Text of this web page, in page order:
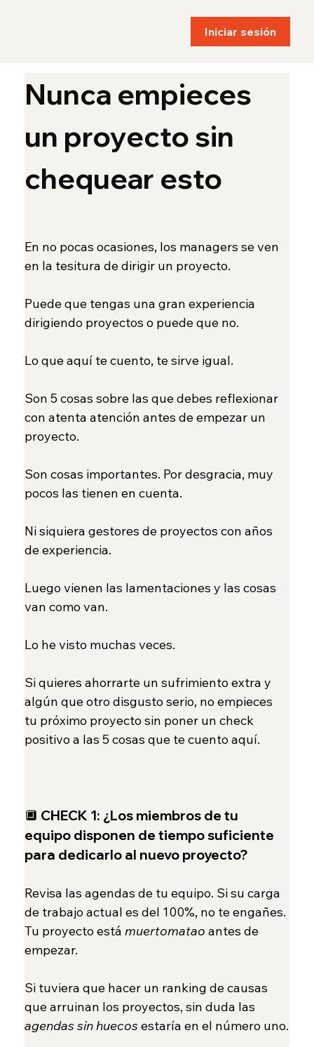
Iniciar sesión
Nunca empieces
un proyecto sin
chequear esto
En no pocas ocasiones, los managers se ven
en la tesitura de dirigir un proyecto.
Puede que tengas una gran experiencia
dirigiendo proyectos o puede que no.
Lo que aquí te cuento, te sirve igual.
Son 5 cosas sobre las que debes reflexionar
con atenta atención antes de empezar un
proyecto.
Son cosas importantes. Por desgracia, muy
pocos las tienen en cuenta.
Ni siquiera gestores de proyectos con años
de experiencia.
Luego vienen las lamentaciones y las cosas
van como van.
Lo he visto muchas veces.
Si quieres ahorrarte un sufrimiento extra y
algún que otro disgusto serio, no empieces
tu próximo proyecto sin poner un check
positivo a las 5 cosas que te cuento aquí.
🔲 CHECK 1: ¿Los miembros de tu
equipo disponen de tiempo suficiente
para dedicarlo al nuevo proyecto?
Revisa las agendas de tu equipo. Si su carga
de trabajo actual es del 100%, no te engañes.
Tu proyecto está muertomatao antes de
empezar.
Si tuviera que hacer un ranking de causas
que arruinan los proyectos, sin duda las
agendas sin huecos estaría en el número uno.